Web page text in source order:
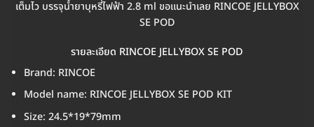
เต็มไว บรรจุน้ำยาบุหรี่ไฟฟ้า 2.8 ml ขอแนะนำเลย RINCOE JELLYBOX
SE POD
รายละเอียด RINCOE JELLYBOX SE POD
Brand: RINCOE
Model name: RINCOE JELLYBOX SE POD KIT
Size: 24.5*19*79mm